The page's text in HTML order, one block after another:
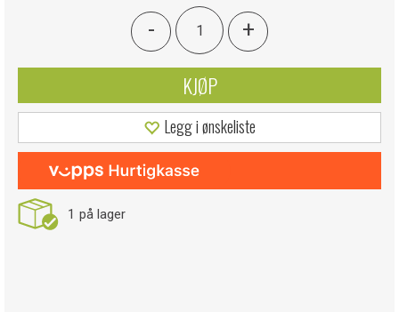
- +
KJØP
Legg i ønskeliste
1 på lager